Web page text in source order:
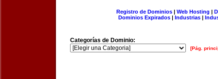
Registro de Dominios| Web Hosting |
Dominios Expirados | Industrias |
Categorías de Dominio:
[Pág.